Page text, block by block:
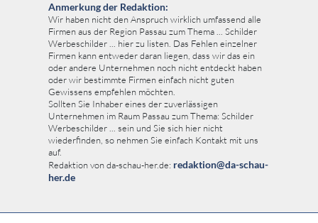
Anmerkung der Redaktion:
Wir haben nicht den Anspruch wirklich umfassend alle
Firmen aus der Region Passau zum Thema ... Schilder
Werbeschilder ... hier zu listen. Das Fehlen einzelner
Firmen kann entweder daran liegen, dass wir das ein
oder andere Unternehmen noch nicht entdeckt haben
oder wir bestimmte Firmen einfach nicht guten
Gewissens empfehlen möchten.
Sollten Sie Inhaber eines der zuverlässigen
Unternehmen im Raum Passau zum Thema: Schilder
Werbeschilder ... sein und Sie sich hier nicht
wiederfinden, so nehmen Sie einfach Kontakt mit uns
auf.
Redaktion von da-schau-her.de: redaktion@da-schau-
her.de